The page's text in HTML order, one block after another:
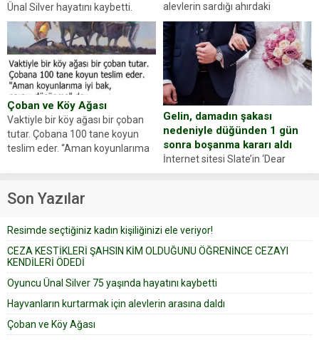
Ünal Silver hayatını kaybetti.
Haberi, oyuncunun menajerlik
ajansı duyurdu. Renda Güner,
sosyal medya hesabında “Usta
Oyuncumuz ve çok değerli
dostumuz...
alevlerin sardığı ahırdaki
hayvanlarını kurtarmak isteyen
Zeki Demir (66) ölümden döndü.
Yüzünde ve ellerinde yanıklar
oluşan Demir, kâbus dolu anları
anlattı… Merkeze bağlı...
Çoban ve Köy Ağası
Vaktiyle bir köy ağası bir çoban
tutar. Çobana 100 tane koyun
teslim eder. “Aman koyunlarıma
Çoban koyunları alır gider. Aylar...
Gelin, damadın şakası
nedeniyle düğünden 1 gün
sonra boşanma kararı aldı
İnternet sitesi Slate’in ‘Dear
Prudence’ isimli tavsiye köşesine
yapıştırdığı için düğünden...
Son Yazılar
Resimde seçtiğiniz kadın kişiliğinizi ele veriyor!
CEZA KESTİKLERİ ŞAHSIN KİM OLDUĞUNU ÖĞRENİNCE CEZAYI
KENDİLERİ ÖDEDİ
Oyuncu Ünal Silver 75 yaşında hayatını kaybetti
Hayvanların kurtarmak için alevlerin arasına daldı
Çoban ve Köy Ağası